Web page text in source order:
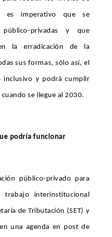
es imperativo que se
público-privadas y que
la erradicación de la
sus formas, sólo así, el
inclusivo y podrá cumplir
se llegue al 2030.
podría funcionar
público-privado para
interinstitucional
de Tributación (SET) y
una agenda en post de